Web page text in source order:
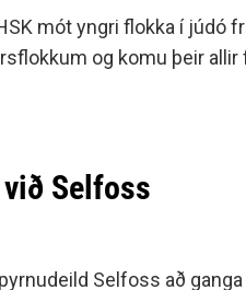
mót yngri flokka í júdó
og komu þeir allir
Selfoss
Selfoss að